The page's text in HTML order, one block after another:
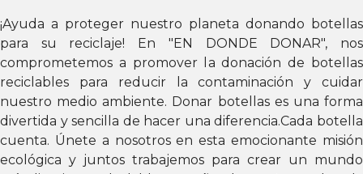
¡Ayuda a proteger nuestro planeta donando botellas
para su reciclaje! En "EN DONDE DONAR", nos
comprometemos a promover la donación de botellas
reciclables para reducir la contaminación y cuidar
nuestro medio ambiente. Donar botellas es una forma
divertida y sencilla de hacer una diferencia.Cada botella
cuenta. Únete a nosotros en esta emocionante misión
ecológica y juntos trabajemos para crear un mundo